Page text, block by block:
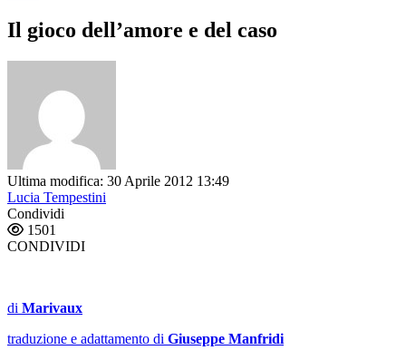
Il gioco dell’amore e del caso
Ultima modifica: 30 Aprile 2012 13:49
Lucia Tempestini
Condividi
1501
CONDIVIDI
di Marivaux
traduzione e adattamento di Giuseppe Manfridi